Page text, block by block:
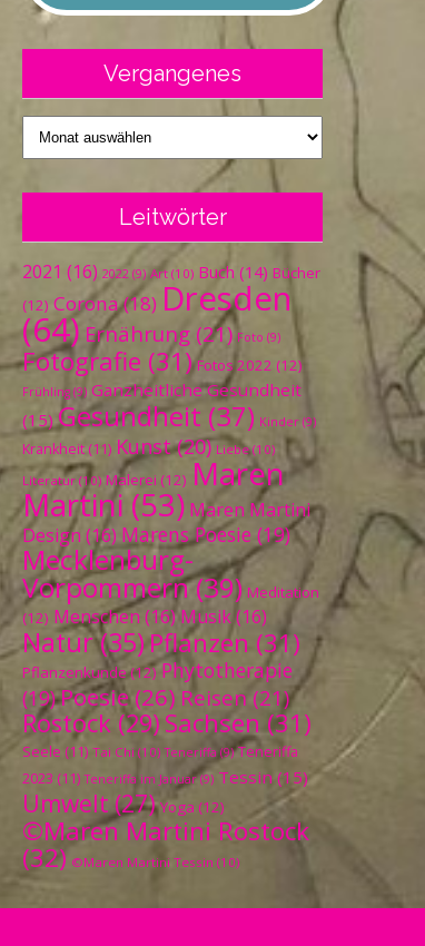
Vergangenes
Vergangenes
Leitwörter
2021 (16) 2022 (9) Art (10) Buch (14) Bücher
(12) Corona(18) Dresden
(64) Ernährung (21) Foto (9)
Fotografie (31) Fotos 2022 (12)
Frühling (9) Ganzheitliche Gesundheit
(15) Gesundheit (37) Kinder (9)
Krankheit (11) Kunst(20) Liebe(10)
Literatur (10) Malerei (12) Maren
Martini(53) Maren Martini
Design (16) Marens Poesie (19)
Mecklenburg-
Vorpommern(39) Meditation
(12) Menschen (16) Musik(16)
Natur(35)Pflanzen (31)
Pflanzenkunde(12) Phytotherapie
(19)Poesie(26) Reisen(21)
Rostock (29) Sachsen (31)
Seele (11) Tai Chi (10) Teneriffa (9) Teneriffa
2023 (11) Teneriffa im Januar(9) Tessin (15)
Umwelt (27) Yoga (12)
©Maren Martini Rostock
(32) ©Maren Martini Tessin (10)